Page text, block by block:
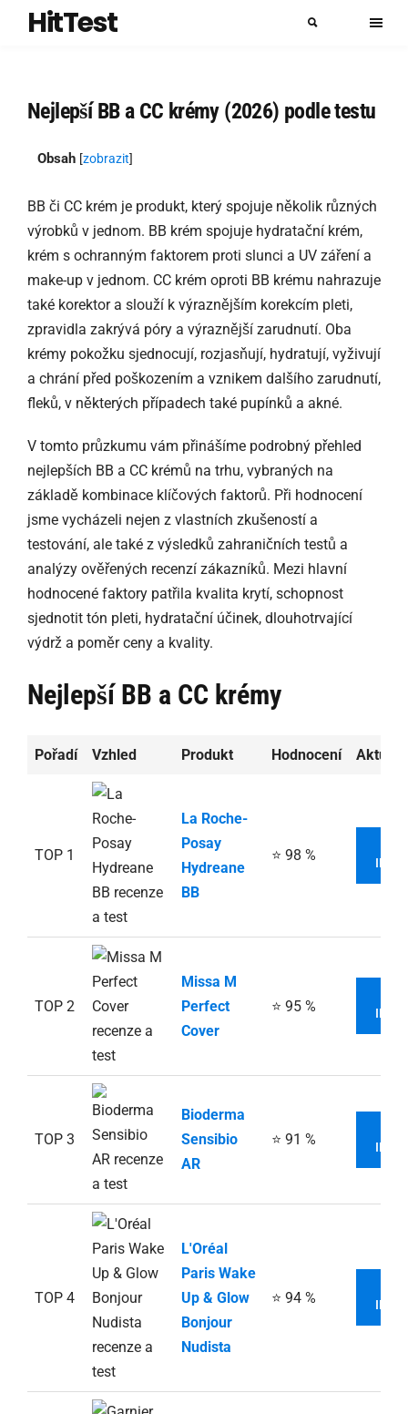
HitTest
Nejlepší BB a CC krémy (2026) podle testu
Obsah [zobrazit]
BB či CC krém je produkt, který spojuje několik různých
výrobků v jednom. BB krém spojuje hydratační krém,
krém s ochranným faktorem proti slunci a UV záření a
make-up v jednom. CC krém oproti BB krému nahrazuje
také korektor a slouží k výraznějším korekcím pleti,
zpravidla zakrývá póry a výraznější zarudnutí. Oba
krémy pokožku sjednocují, rozjasňují, hydratují, vyživují
a chrání před poškozením a vznikem dalšího zarudnutí,
fleků, v některých případech také pupínků a akné.
V tomto průzkumu vám přinášíme podrobný přehled
nejlepších BB a CC krémů na trhu, vybraných na
základě kombinace klíčových faktorů. Při hodnocení
jsme vycházeli nejen z vlastních zkušeností a
testování, ale také z výsledků zahraničních testů a
analýzy ověřených recenzí zákazníků. Mezi hlavní
hodnocené faktory patřila kvalita krytí, schopnost
sjednotit tón pleti, hydratační účinek, dlouhotrvající
výdrž a poměr ceny a kvality.
Nejlepší BB a CC krémy
Pořadí Vzhled Produkt Hodnocení
TOP 1
La Roche-
Posay
Hydreane
BB
⭐ 98 %
TOP 2
Missa M
Perfect
Cover
⭐ 95 %
TOP 3
Bioderma
Sensibio
AR
⭐ 91 %
TOP 4
L'Oréal
Paris Wake
Up & Glow
Bonjour
Nudista
⭐ 94 %